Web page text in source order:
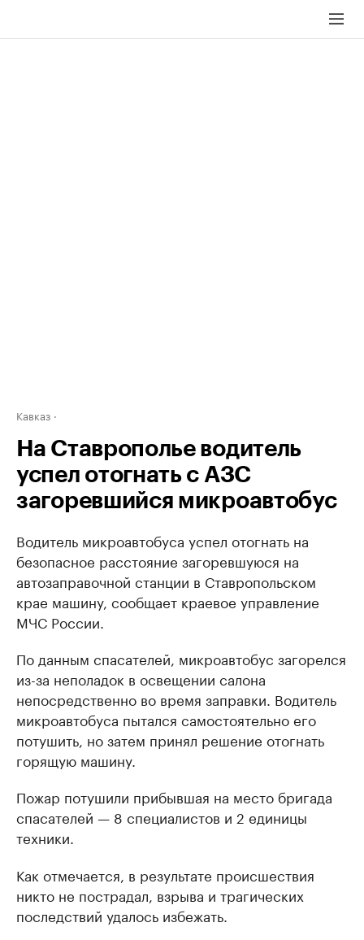
Кавказ
На Ставрополье водитель
успел отогнать с АЗС
загоревшийся микроавтобус
Водитель микроавтобуса успел отогнать на
безопасное расстояние загоревшуюся на
автозаправочной станции в Ставропольском
крае машину, сообщает краевое управление
МЧС России.
По данным спасателей, микроавтобус загорелся
из-за неполадок в освещении салона
непосредственно во время заправки. Водитель
микроавтобуса пытался самостоятельно его
потушить, но затем принял решение отогнать
горящую машину.
Пожар потушили прибывшая на место бригада
спасателей — 8 специалистов и 2 единицы
техники.
Как отмечается, в результате происшествия
никто не пострадал, взрыва и трагических
последствий удалось избежать.